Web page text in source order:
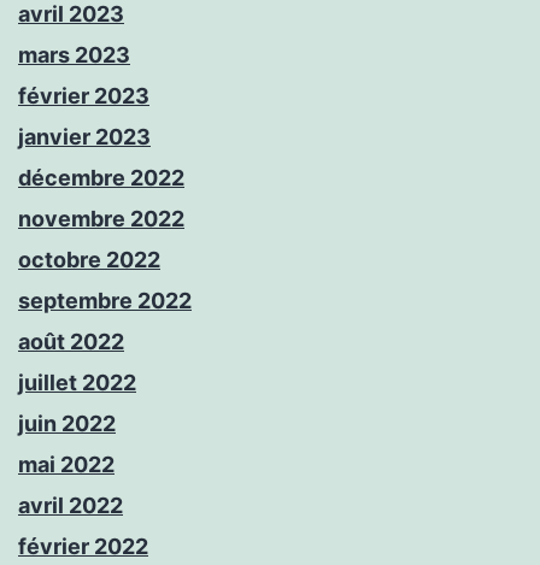
avril 2023
mars 2023
février 2023
janvier 2023
décembre 2022
novembre 2022
octobre 2022
septembre 2022
août 2022
juillet 2022
juin 2022
mai 2022
avril 2022
février 2022